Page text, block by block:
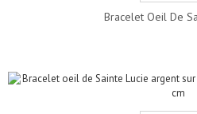
Bracelet Oeil De